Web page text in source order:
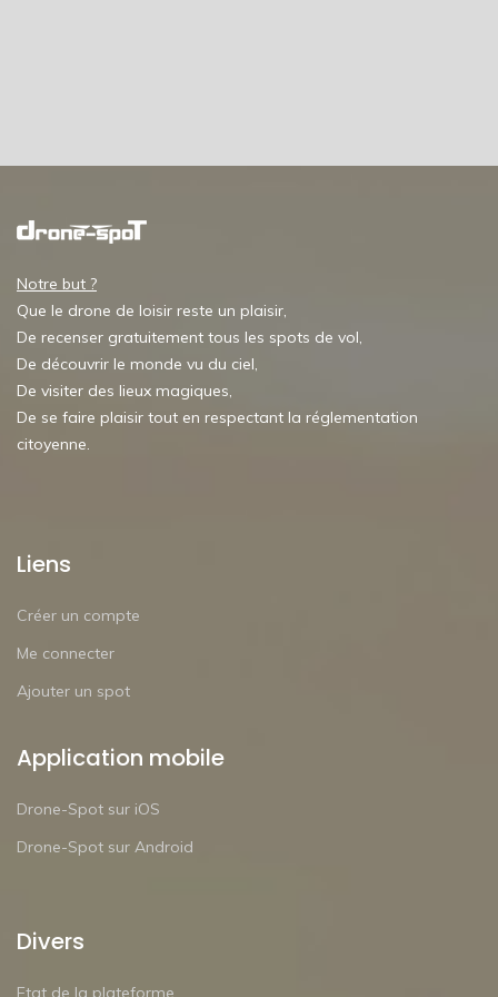
Notre but ?
Que le drone de loisir reste un plaisir,
De recenser gratuitement tous les spots de vol,
De découvrir le monde vu du ciel,
De visiter des lieux magiques,
De se faire plaisir tout en respectant la réglementation
citoyenne.
Liens
Créer un compte
Me connecter
Ajouter un spot
Application mobile
Drone-Spot sur iOS
Drone-Spot sur Android
Divers
Etat de la plateforme